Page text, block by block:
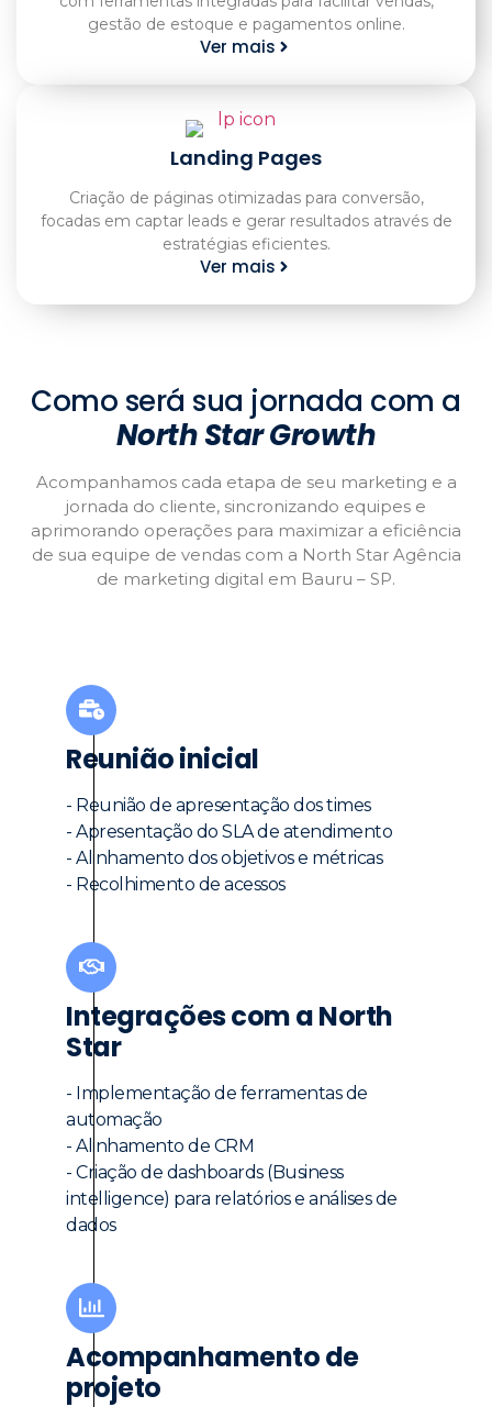
gestão de estoque e pagamentos online.
Ver mais
Landing Pages
Criação de páginas otimizadas para conversão,
focadas em captar leads e gerar resultados através de
estratégias eficientes.
Ver mais
Como será sua jornada com a
North Star Growth
Acompanhamos cada etapa de seu marketing e a
jornada do cliente, sincronizando equipes e
aprimorando operações para maximizar a eficiência
de sua equipe de vendas com a North Star Agência
de marketing digital em Bauru – SP.
Reunião inicial
- Reunião de apresentação dos times
- Apresentação do SLA de atendimento
- Alinhamento dos objetivos e métricas
- Recolhimento de acessos
Integrações com a North
Star
- Implementação de ferramentas de
automação
- Alinhamento de CRM
- Criação de dashboards (Business
intelligence) para relatórios e análises de
dados
Acompanhamento de
projeto